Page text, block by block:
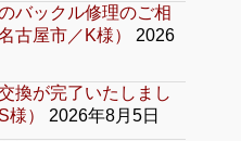
バックル修理のご相
古屋市／K様）
2026
換が完了いたしまし
）
2026年8月5日